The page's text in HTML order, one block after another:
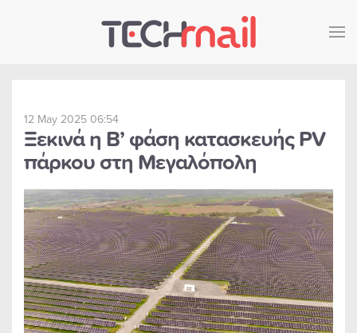
Skip to main content
12 May 2025 06:54
Ξεκινά η Β’ φάση κατασκευής PV
πάρκου στη Μεγαλόπολη